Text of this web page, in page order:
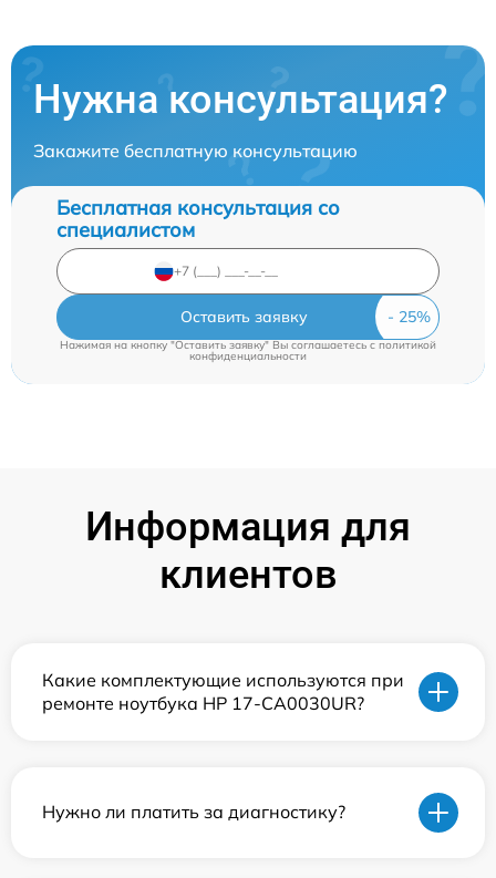
Нужна консультация?
Закажите бесплатную консультацию
Бесплатная консультация со
специалистом
Оставить заявку
Нажимая на кнопку "Оставить заявку" Вы соглашаетесь cполитикой
конфиденциальности
Информация для
клиентов
Какие комплектующие используются при
ремонте ноутбука HP 17-CA0030UR?
Нужно ли платить за диагностику?